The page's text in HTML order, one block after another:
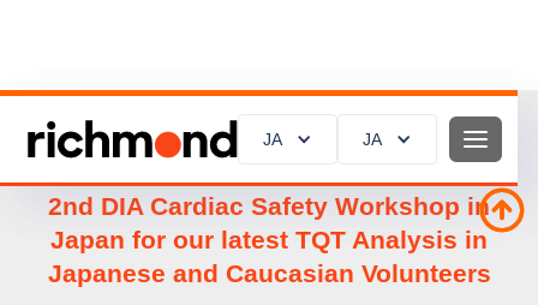
JA JA
JA JA
2nd DIA Cardiac Safety Workshop in
Japan for our latest TQT Analysis in
Japanese and Caucasian Volunteers